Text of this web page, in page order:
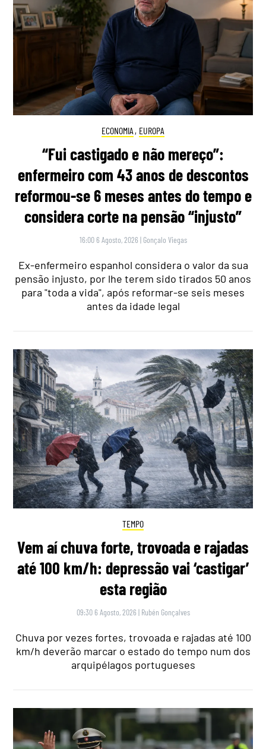
ECONOMIA , EUROPA
“Fui castigado e não mereço”:
enfermeiro com 43 anos de descontos
reformou-se 6 meses antes do tempo e
considera corte na pensão “injusto”
16:00 6 Agosto, 2026 | Gonçalo Viegas
Ex-enfermeiro espanhol considera o valor da sua
pensão injusto, por lhe terem sido tirados 50 anos
para "toda a vida", após reformar-se seis meses
antes da idade legal
TEMPO
Vem aí chuva forte, trovoada e rajadas
até 100 km/h: depressão vai ‘castigar’
esta região
09:30 6 Agosto, 2026 | Rubén Gonçalves
Chuva por vezes fortes, trovoada e rajadas até 100
km/h deverão marcar o estado do tempo num dos
arquipélagos portugueses